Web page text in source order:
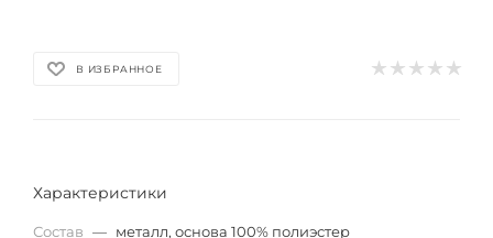
В ИЗБРАННОЕ
Характеристики
Состав — металл, основа 100% полиэстер